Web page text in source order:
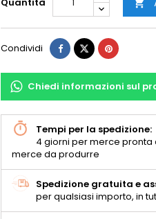

Condividi
Chiedi informazioni sul
Tempi per la spedizione:
4 giorni per merce pronta
merce da produrre
Spedizione gratuita e
per qualsiasi importo, in